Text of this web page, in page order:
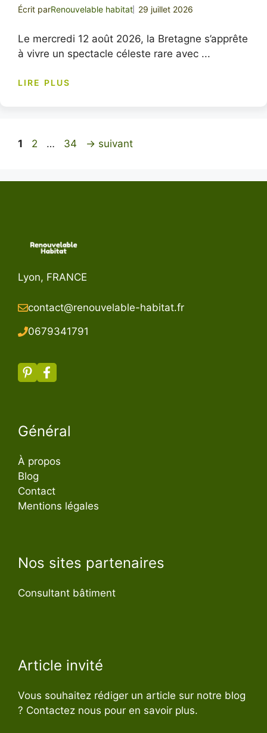
Écrit parRenouvelable habitat 29 juillet 2026
Le mercredi 12 août 2026, la Bretagne s’apprête
à vivre un spectacle céleste rare avec ...
LIRE PLUS
Page
1 Page
2 … Page
34 → suivant
Lyon, FRANCE
contact@renouvelable-habitat.fr
0679341791
Général
À propos
Blog
Contact
Mentions légales
Nos sites partenaires
Consultant bâtiment
Article invité
Vous souhaitez rédiger un article sur notre blog
? Contactez nous pour en savoir plus.